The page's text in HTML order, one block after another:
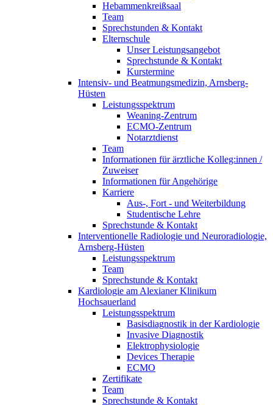
Hebammenkreißsaal
Team
Sprechstunden & Kontakt
Elternschule
Unser Leistungsangebot
Sprechstunde & Kontakt
Kurstermine
Intensiv- und Beatmungsmedizin, Arnsberg-
Hüsten
Leistungsspektrum
Weaning-Zentrum
ECMO-Zentrum
Notarztdienst
Team
Informationen für ärztliche Kolleg:innen /
Zuweiser
Informationen für Angehörige
Karriere
Aus-, Fort - und Weiterbildung
Studentische Lehre
Sprechstunde & Kontakt
Interventionelle Radiologie und Neuroradiologie,
Arnsberg-Hüsten
Leistungsspektrum
Team
Sprechstunde & Kontakt
Kardiologie am Alexianer Klinikum
Hochsauerland
Leistungsspektrum
Basisdiagnostik in der Kardiologie
Invasive Diagnostik
Elektrophysiologie
Devices Therapie
ECMO
Zertifikate
Team
Sprechstunde & Kontakt